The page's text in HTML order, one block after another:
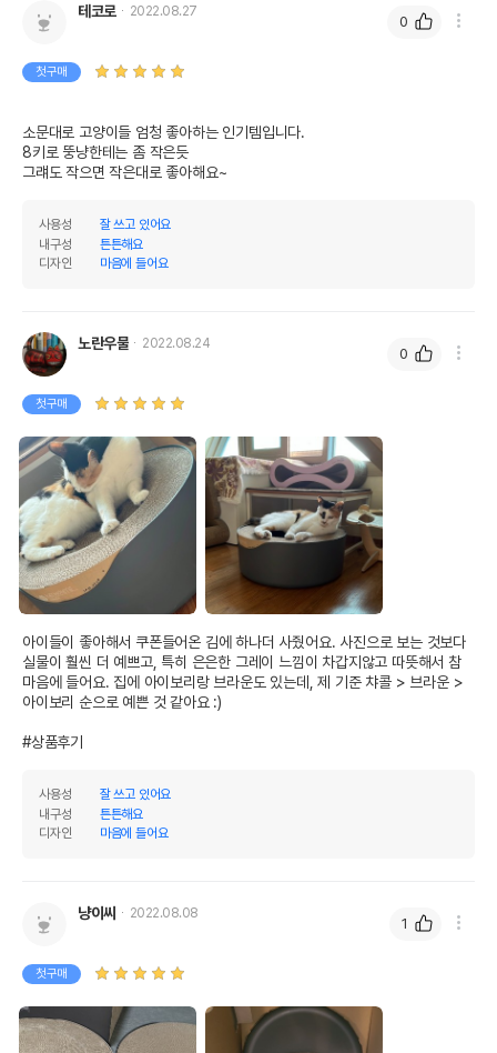
테코로 2022.08.27
첫구매
소문대로 고양이들 엄청 좋아하는 인기템입니다.
8키로 뚱냥한테는 좀 작은듯
그럐도 작으면 작은대로 좋아해요~
사용성
잘 쓰고 있어요
내구성
튼튼해요
디자인
마음에 들어요
0
노란우물 2022.08.24
첫구매
아이들이 좋아해서 쿠폰들어온 김에 하나더 사줬어요. 사진으로 보는 것보다
실물이 훨씬 더 예쁘고, 특히 은은한 그레이 느낌이 차갑지않고 따뜻해서 참
마음에 들어요. 집에 아이보리랑 브라운도 있는데, 제 기준 챠콜 > 브라운 >
아이보리 순으로 예쁜 것 같아요 :)
#상품후기
사용성
잘 쓰고 있어요
내구성
튼튼해요
디자인
마음에 들어요
0
냥이씨 2022.08.08
첫구매
1